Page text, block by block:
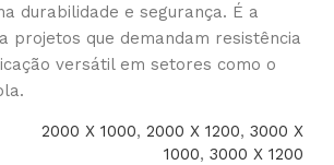
durabilidade e segurança. É a
projetos que demandam resistência
versátil em setores como o
2000 X 1000,2000 X 1200,3000 X
1000,3000 X 1200